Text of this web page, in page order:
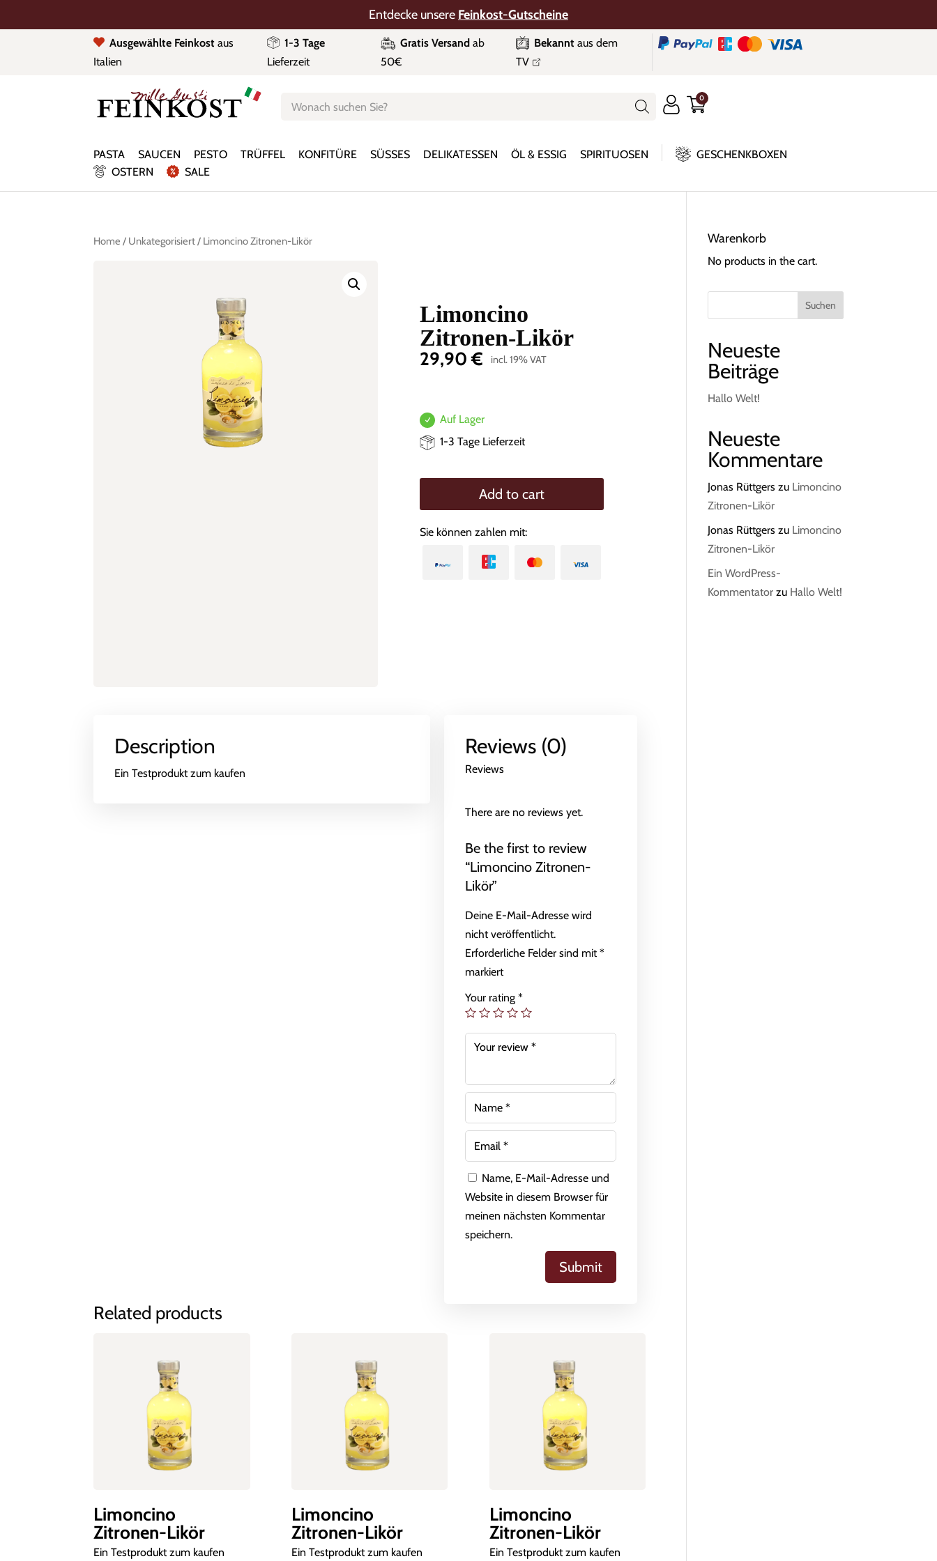
Entdecke unsere Feinkost-Gutscheine
Ausgewählte Feinkost aus
Italien
1-3 Tage
Lieferzeit
Gratis Versand ab
50€
Bekanntaus dem
TV
search
0
PASTA SAUCEN PESTO TRÜFFEL KONFITÜRE SÜSSES DELIKATESSEN ÖL & ESSIG SPIRITUOSEN
GESCHENKBOXEN
OSTERN
SALE
Home / Unkategorisiert/ Limoncino Zitronen-Likör
Limoncino
Zitronen-Likör
29,90€ incl. 19% VAT
Auf Lager
1-3 Tage Lieferzeit
Add to cart
Sie können zahlen mit:
Description
Ein Testprodukt zum kaufen
Reviews (0)
Reviews
There are no reviews yet.
Be the first to review
“Limoncino Zitronen-
Likör”
Deine E-Mail-Adresse wird
nicht veröffentlicht.
Erforderliche Felder sind mit*
markiert
Your rating*
Name, E-Mail-Adresse und
Website in diesem Browser für
meinen nächsten Kommentar
speichern.
Related products
Limoncino
Zitronen-Likör
Ein Testprodukt zum kaufen
Limoncino
Zitronen-Likör
Ein Testprodukt zum kaufen
Limoncino
Zitronen-Likör
Ein Testprodukt zum kaufen
Warenkorb
No products in the cart.
Suchen
Neueste
Beiträge
Hallo Welt!
Neueste
Kommentare
Jonas Rüttgers zu Limoncino
Zitronen-Likör
Jonas Rüttgers zu Limoncino
Zitronen-Likör
Ein WordPress-
Kommentator zu Hallo Welt!